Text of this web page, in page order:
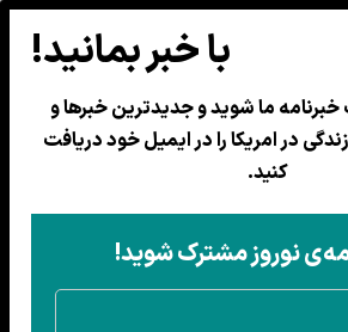
لکنوال
ما شوید و جدیدترین خبرها و
در امریکا را در ایمیل خود دریافت
کنید.
نوروز مشترک شوید!